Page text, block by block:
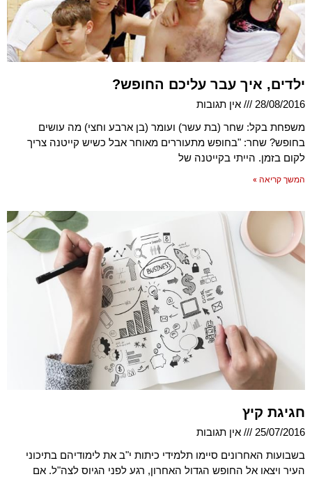
ילדים, איך עבר עליכם החופש?
28/08/2016
אין תגובות
משפחת בקל: שחר (בת עשר) ועומר (בן ארבע וחצי) מה עושים
בחופש? שחר: "בחופש מתעוררים מאוחר אבל כשיש קייטנה צריך
לקום בזמן. הייתי בקייטנה של
המשך קריאה »
חגיגת קיץ
25/07/2016
אין תגובות
בשבועות האחרונים סיימו תלמידי כיתות י"ב את לימודיהם בתיכוני
העיר ויצאו אל החופש הגדול האחרון, רגע לפני הגיוס לצה"ל. אם